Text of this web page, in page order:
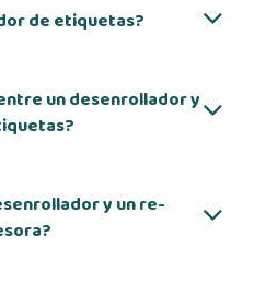
de etiquetas?
un desenrollador y
y un re-